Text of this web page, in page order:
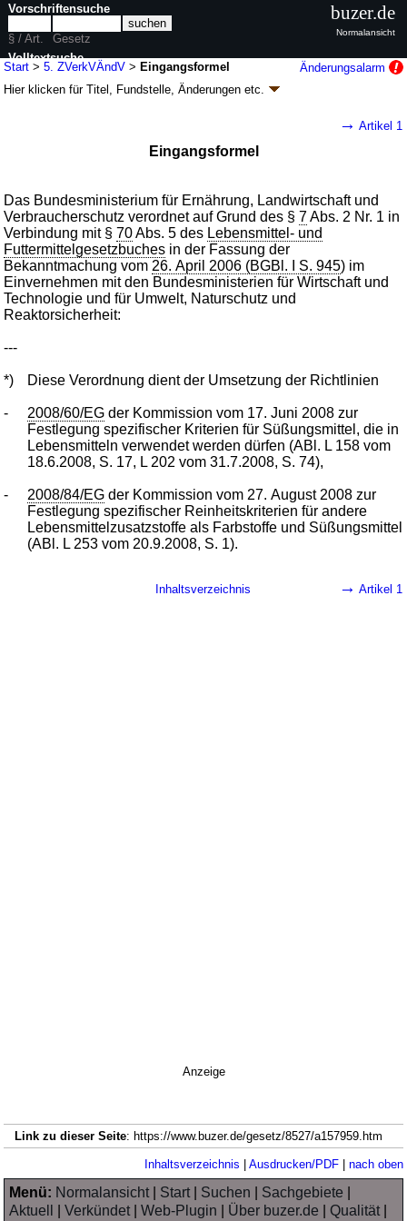
Start >5. ZVerkVÄndV >Eingangsformel
Änderungsalarm
Hier klicken fürTitel, Fundstelle, Änderungen etc.
Änderung der Zusatzstoff-Verkehrsverordnung
k.a.Abk.)
1 Änderung | wird in 1 Vorschrift zitiert
→ Artikel 1
Eingangsformel
Das Bundesministerium für Ernährung, Landwirtschaft und
Verbraucherschutz verordnet auf Grund des §7Abs. 2 Nr. 1 in
Verbindung mit §70Abs. 5 des Lebensmittel- und
Futtermittelgesetzbuches in der Fassung der
Bekanntmachung vom 26. April 2006 (BGBl. I S. 945) im
Einvernehmen mit den Bundesministerien für Wirtschaft und
Technologie und für Umwelt, Naturschutz und
Reaktorsicherheit:
---
*) Diese Verordnung dient der Umsetzung der Richtlinien
- 2008/60/EG der Kommission vom 17. Juni 2008 zur
Festlegung spezifischer Kriterien für Süßungsmittel, die in
Lebensmitteln verwendet werden dürfen (ABl. L 158 vom
18.6.2008, S. 17, L 202 vom 31.7.2008, S. 74),
- 2008/84/EG der Kommission vom 27. August 2008 zur
Festlegung spezifischer Reinheitskriterien für andere
Lebensmittelzusatzstoffe als Farbstoffe und Süßungsmittel
(ABl. L 253 vom 20.9.2008, S. 1).
Inhaltsverzeichnis → Artikel 1
Vorschriftensuche
§ / Art.
Gesetz
Volltextsuche
nur in 5. ZVerkVÄndV
buzer.de
Normalansicht
Anzeige
Link zu dieser Seite: https://www.buzer.de/gesetz/8527/a157959.htm
Inhaltsverzeichnis | Ausdrucken/PDF| nach oben
Menü: Normalansicht| Start| Suchen Sachgebiete
Aktuell
|Verkündet|Web-Plugin Über buzer.de |Qualität|